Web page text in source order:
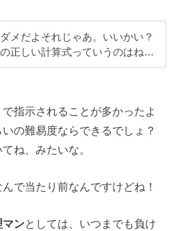
メだよそれじゃあ。いいかい？
正しい計算式っていうのはね…
指示されることが多かったよ
の難易度ならできるでしょ？
ね、みたいな。
で当たり前なんですけどね！
マンとしては、いつまでも負け